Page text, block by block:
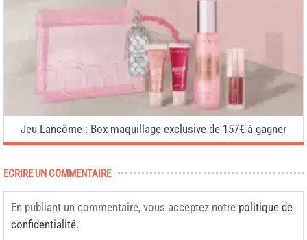
Jeu Lancôme : Box maquillage exclusive de 157€ à gagner
ECRIRE UN COMMENTAIRE
En publiant un commentaire, vous acceptez notre politique de
confidentialité.